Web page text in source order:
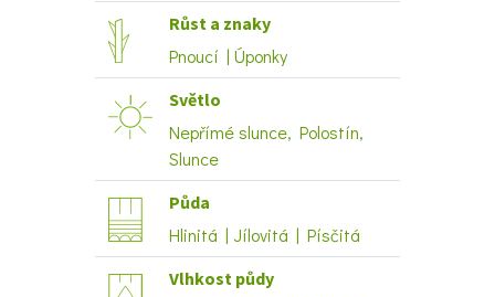
Růst a znaky
Pnoucí | Úponky
Světlo
Nepřímé slunce, Polostín,
Slunce
Půda
Hlinitá | Jílovitá | Písčitá
Vlhkost půdy